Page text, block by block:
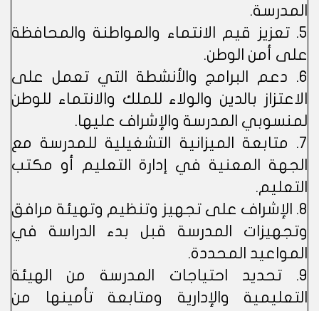
المدرسة.
5. تعزيز قيم الانتماء والمواطنة والمحافظة
على أمن الوطن.
6. دعم البرامج والأنشطة التي تعمل على
الاعتزاز بالدين والولاء للملك والانتماء للوطن
لمنسوبي المدرسة والإشراف عليها.
7. متابعة الميزانية التشغيلية للمدرسة مع
الجهة المعنية في إدارة التعليم أو مكتب
التعليم.
8. الإشراف على تجهيز وتنظيم وتهيئة مرافق
وتجهيزات المدرسة قبل بدء الدراسة في
المواعيد المحددة.
9. تحديد احتياجات المدرسة من الهيئة
التعليمية والإدارية ومتابعة تأمينها من